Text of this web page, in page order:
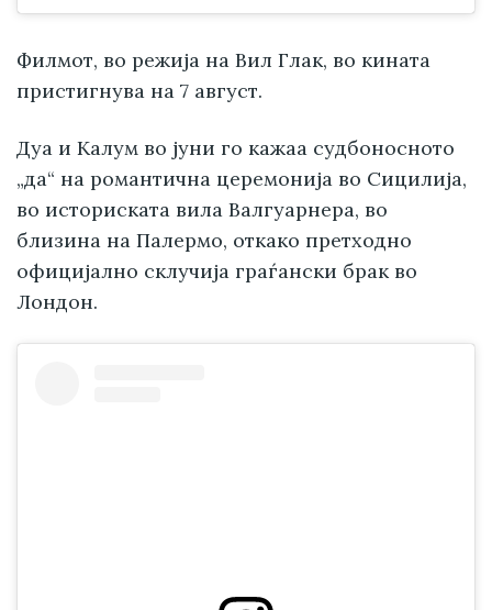
Филмот, во режија на Вил Глак, во кината
пристигнува на 7 август.
Дуа и Калум во јуни го кажаа судбоносното
„да“ на романтична церемонија во Сицилија,
во историската вила Валгуарнера, во
близина на Палермо, откако претходно
официјално склучија граѓански брак во
Лондон.